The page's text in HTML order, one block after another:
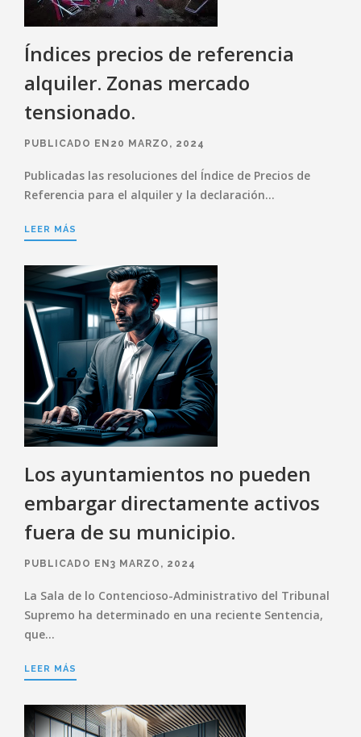
Índices precios de referencia
alquiler. Zonas mercado
tensionado.
PUBLICADO EN20 MARZO, 2024
Publicadas las resoluciones del Índice de Precios de
Referencia para el alquiler y la declaración…
LEER MÁS
Los ayuntamientos no pueden
embargar directamente activos
fuera de su municipio.
PUBLICADO EN3 MARZO, 2024
La Sala de lo Contencioso-Administrativo del Tribunal
Supremo ha determinado en una reciente Sentencia,
que…
LEER MÁS